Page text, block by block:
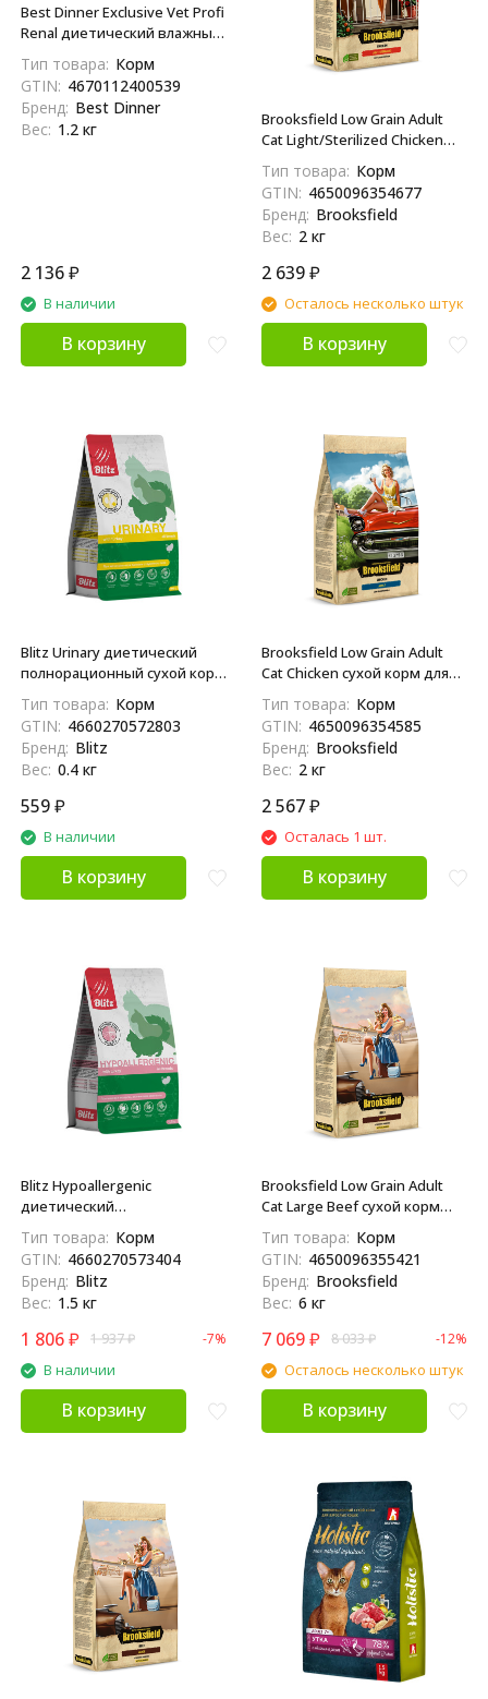
Best Dinner Exclusive Vet Profi
Renal диетический влажный
при болезни почек, с
индейкой и рисом, в
консервах - 100 г х 12 шт
Тип товара: Корм
GTIN: 4670112400539
Бренд: Best Dinner
Вес: 1.2 кг
2 136₽
В наличии
В корзину
Brooksfield Low Grain Adult
Cat Light/Sterilized Chicken
кошек с избыточным весом
и стерилизованных, с
курицей и рисом - 2 кг
Тип товара: Корм
GTIN: 4650096354677
Бренд: Brooksfield
Вес: 2 кг
2 639₽
Осталось несколько штук
В корзину
Blitz Urinary диетический
полнорационный сухой корм
мочекаменной болезни
струвитного типа - 400 г
Тип товара: Корм
GTIN: 4660270572803
Бренд: Blitz
Вес: 0.4 кг
559₽
В наличии
В корзину
Brooksfield Low Grain Adult
Cat Chicken сухой корм для
рисом - 2 кг
Тип товара: Корм
GTIN: 4650096354585
Бренд: Brooksfield
Вес: 2 кг
2 567₽
Осталась 1 шт.
В корзину
Blitz Hypoallergenic
диетический
для взрослых кошек при
пищевой аллергии - 1,5 кг
Тип товара: Корм
GTIN: 4660270573404
Бренд: Blitz
Вес: 1.5 кг
1 806₽ 1 937₽ -7%
В наличии
В корзину
Brooksfield Low Grain Adult
Cat Large Beef сухой корм
пород с говядиной и рисом -
6 кг
Тип товара: Корм
GTIN: 4650096355421
Бренд: Brooksfield
Вес: 6 кг
7 069₽ 8 033₽ -12%
Осталось несколько штук
В корзину